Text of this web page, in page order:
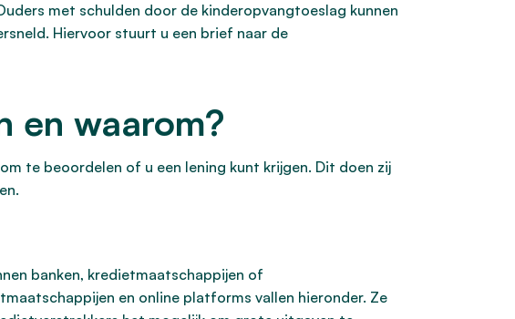
met schulden door de kinderopvangtoeslag kunnen
Hiervoor stuurt u een brief naar de
en waarom?
te beoordelen of u een lening kunt krijgen. Dit doen zij
banken, kredietmaatschappijen of
en online platforms vallen hieronder. Ze